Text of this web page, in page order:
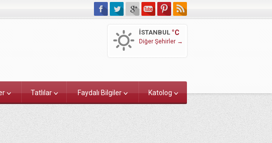
İSTANBUL °C
Diğer Şehirler →
Tatlılar Faydalı Bilgiler Katolog